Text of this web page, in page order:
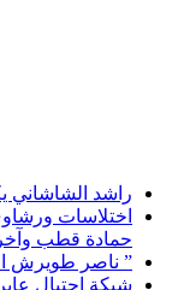
راشد الشاشاني
اختلاسات
حمادة قطب
” ناصر طويرش
شبكة احتيال